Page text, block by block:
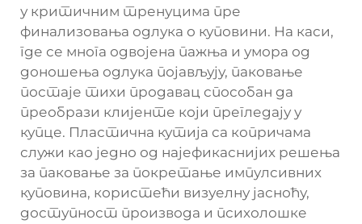
у критичним тренуцима пре
финализовања одлука о куповини. На каси,
где се многа одвојена пажња и умора од
доношења одлука појављују, паковање
постаје тихи продавац способан да
преобрази клијенте који прегледају у
купце. Пластична кутија са копричама
служи као једно од најефикаснијих решења
за паковање за покретање импулсивних
куповина, користећи визуелну јасноћу,
доступност производа и психолошке